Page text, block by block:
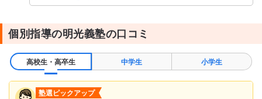
個別指導の明光義塾の口コミ
高校生・高卒生 中学生 小学生
塾選ピックアップ